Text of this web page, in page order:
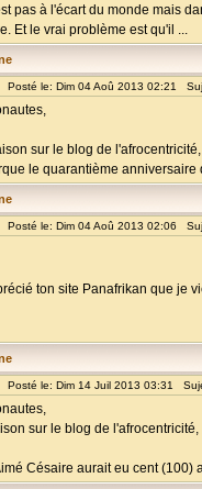
pas à l'écart du monde mais
Et le vrai problème est qu'il ...
Posté le: Dim 04 Aoû 2013 02:21
sur le blog de
le quarantième anniversaire
Posté le: Dim 04 Aoû 2013 02:06
ton site Panafrikan que je
Posté le: Dim 14 Juil 2013 03:31
sur le blog de
Césaire aurait eu cent (100)